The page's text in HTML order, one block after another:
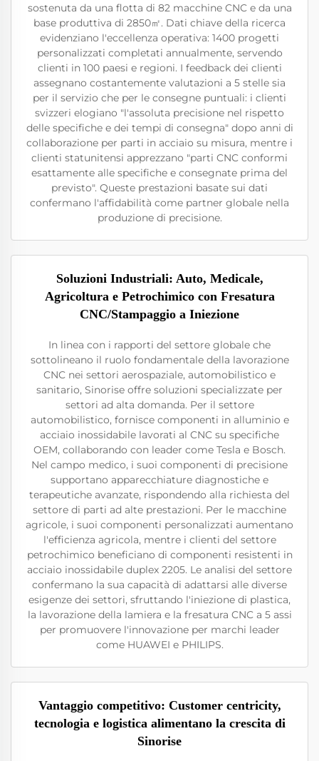
sostenuta da una flotta di 82 macchine CNC e da una
base produttiva di 2850㎡. Dati chiave della ricerca
evidenziano l'eccellenza operativa: 1400 progetti
personalizzati completati annualmente, servendo
clienti in 100 paesi e regioni. I feedback dei clienti
assegnano costantemente valutazioni a 5 stelle sia
per il servizio che per le consegne puntuali: i clienti
svizzeri elogiano "l'assoluta precisione nel rispetto
delle specifiche e dei tempi di consegna" dopo anni di
collaborazione per parti in acciaio su misura, mentre i
clienti statunitensi apprezzano "parti CNC conformi
esattamente alle specifiche e consegnate prima del
previsto". Queste prestazioni basate sui dati
confermano l'affidabilità come partner globale nella
produzione di precisione.
Soluzioni Industriali: Auto, Medicale,
Agricoltura e Petrochimico con Fresatura
CNC/Stampaggio a Iniezione
In linea con i rapporti del settore globale che
sottolineano il ruolo fondamentale della lavorazione
CNC nei settori aerospaziale, automobilistico e
sanitario, Sinorise offre soluzioni specializzate per
settori ad alta domanda. Per il settore
automobilistico, fornisce componenti in alluminio e
acciaio inossidabile lavorati al CNC su specifiche
OEM, collaborando con leader come Tesla e Bosch.
Nel campo medico, i suoi componenti di precisione
supportano apparecchiature diagnostiche e
terapeutiche avanzate, rispondendo alla richiesta del
settore di parti ad alte prestazioni. Per le macchine
agricole, i suoi componenti personalizzati aumentano
l'efficienza agricola, mentre i clienti del settore
petrochimico beneficiano di componenti resistenti in
acciaio inossidabile duplex 2205. Le analisi del settore
confermano la sua capacità di adattarsi alle diverse
esigenze dei settori, sfruttando l'iniezione di plastica,
la lavorazione della lamiera e la fresatura CNC a 5 assi
per promuovere l'innovazione per marchi leader
come HUAWEI e PHILIPS.
Vantaggio competitivo: Customer centricity,
tecnologia e logistica alimentano la crescita di
Sinorise